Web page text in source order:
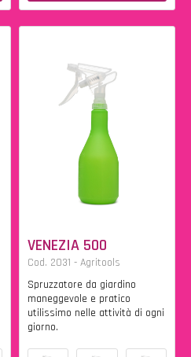
VENEZIA 500
Cod. 2031 - Agritools
Spruzzatore da giardino
maneggevole e pratico
utilissimo nelle attività di ogni
giorno.